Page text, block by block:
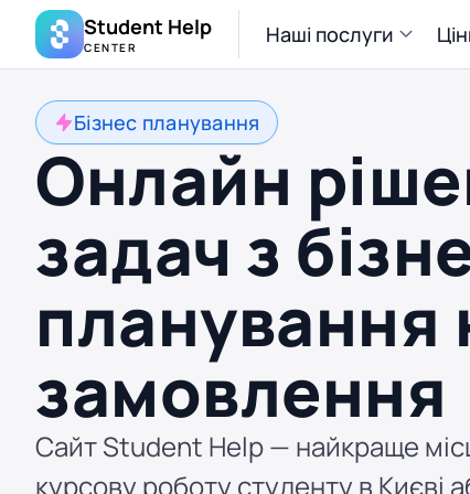
Student Help
CENTER Наші послуги
Бізнес планування
Онлайн
задач з
планування
замовлення
Сайт Student Help — найкраще
курсову роботу студенту в Києві